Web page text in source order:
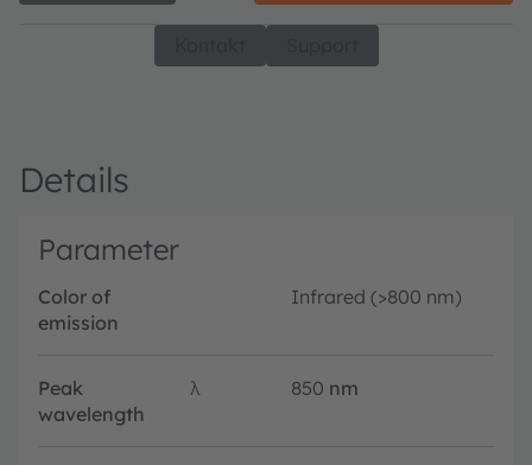
Details
Parameter
Color of
emission
Infrared (>800 nm)
Peak
wavelength
λ 850 nm